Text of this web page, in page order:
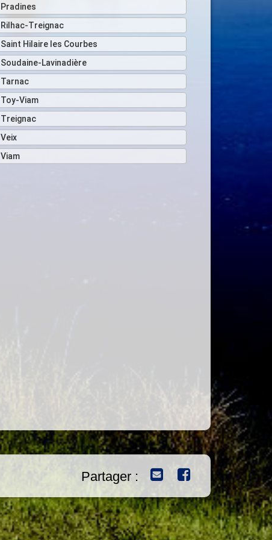
Pradines
Rilhac-Treignac
Saint Hilaire les Courbes
Soudaine-Lavinadière
Tarnac
Toy-Viam
Treignac
Veix
Viam
Partager :